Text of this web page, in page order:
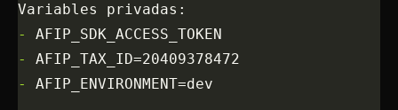
Variables privadas:
-
AFIP_SDK_ACCESS_TOKEN
-
AFIP_TAX_ID=20409378472
-
AFIP_ENVIRONMENT=dev